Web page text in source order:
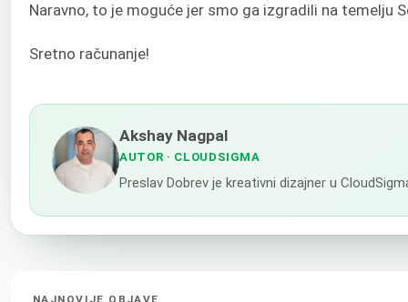
Naravno, to je moguće jer smo ga izgradili na temelju
Sretno računanje!
Akshay Nagpal
AUTOR · CLOUDSIGMA
Preslav Dobrev je kreativni dizajner u